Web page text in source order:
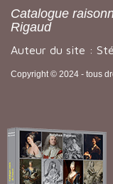
Catalogue
Rigaud
Auteur du site :
Copyright © 2024 - tous